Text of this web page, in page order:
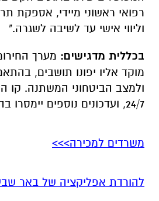
מוקד אליו יפונו תושבים,
ולמצב הביטחוני המשתנה. קו
משרדים למכירה>>>
בפרסומינו צילום שיש לכם